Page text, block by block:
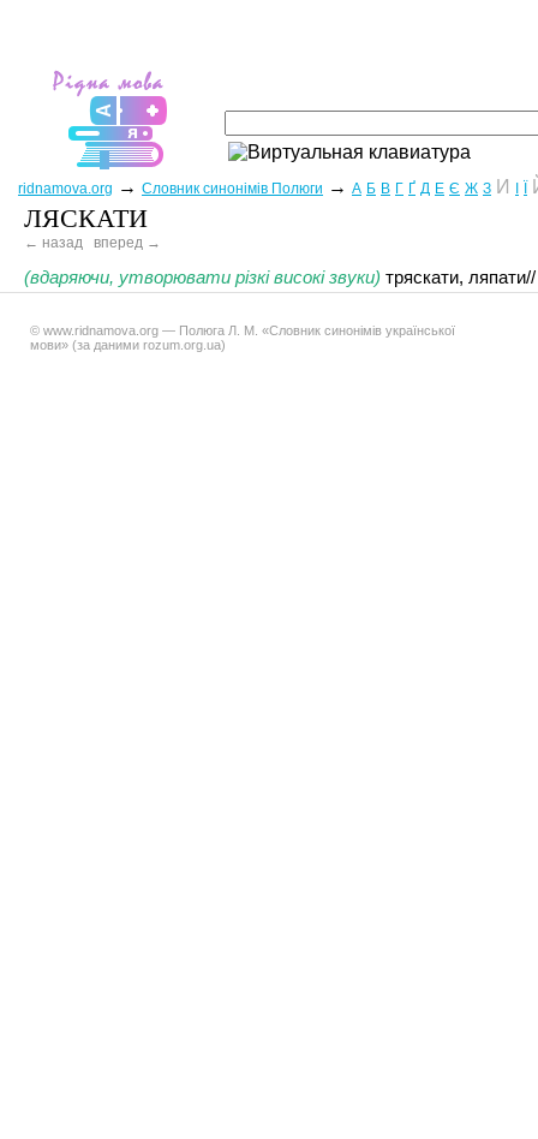
ridnamova.org → Словник синонімів Полюги → А Б В Г Ґ Д Е Є Ж З И
ЛЯСКАТИ
← назад вперед →
(вдаряючи, утворювати різкі високі звуки) тряскати,
© www.ridnamova.org — Полюга Л. М. «Словник синонімів української
мови» (за даними rozum.org.ua)